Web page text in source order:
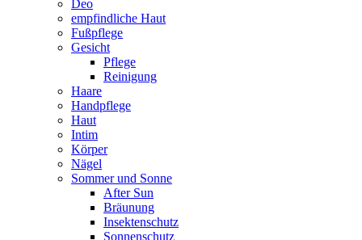
Deo
empfindliche Haut
Fußpflege
Gesicht
Pflege
Reinigung
Haare
Handpflege
Haut
Intim
Körper
Nägel
Sommer und Sonne
After Sun
Bräunung
Insektenschutz
Sonnenschutz